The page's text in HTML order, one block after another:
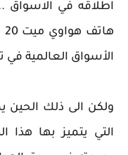
اطلاقه في الاسواق
الأسواق العالمية في تاريخ
ولكن الى ذلك الحين
التي يتميز بها